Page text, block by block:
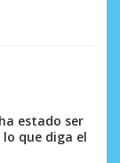
estado ser
que diga el